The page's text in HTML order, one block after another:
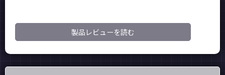
製品レビューを読む